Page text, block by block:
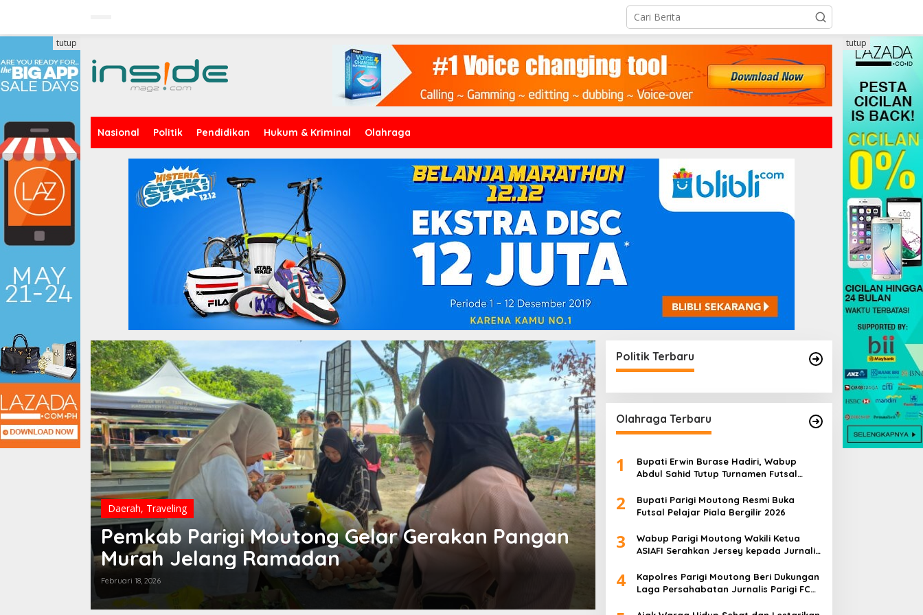
Nasional Politik Pendidikan Hukum & Kriminal Olahraga
tutup tutup
Daerah, Traveling
Pemkab Parigi Moutong Gelar Gerakan Pangan
Murah Jelang Ramadan
Februari 18, 2026
Politik Terbaru
Olahraga Terbaru
1
Bupati Erwin Burase Hadiri, Wabup
Abdul Sahid Tutup Turnamen Futsal
2
Bupati Parigi Moutong Resmi Buka
Futsal Pelajar Piala Bergilir 2026
3
Wabup Parigi Moutong Wakili Ketua
ASIAFI Serahkan Jersey kepada Jurnalis
4
Kapolres Parigi Moutong Beri Dukungan
Laga Persahabatan Jurnalis Parigi FC